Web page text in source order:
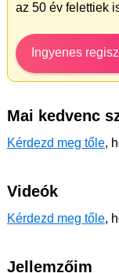
az 50 év felettiek
Ingyenes
Mai kedvenc
Kérdezd meg tőle,
Videók
Kérdezd meg tőle,
Jellemzőim